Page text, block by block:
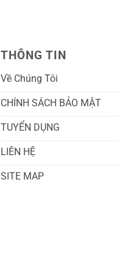
THÔNG TIN
Về Chúng Tôi
CHÍNH SÁCH BẢO MẬT
TUYỂN DỤNG
LIÊN HỆ
SITE MAP